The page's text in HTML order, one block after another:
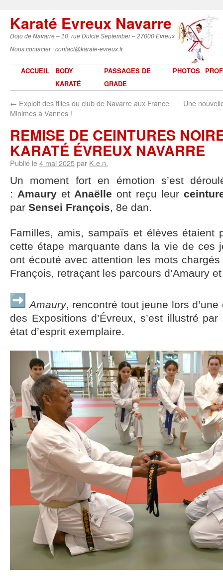
Karaté Evreux Navarre
Dojo de Navarre – 10, rue Dulcie September – 27000 Evreux
Nous contacter : contact@karate-evreux.fr
ACCUEIL
BODY
KARATÉ
PASSAGES DE
GRADE
PHOTOS
← Exploit des filles du club de Navarre aux France
Minimes à Vannes !
Une
REMISE DE CEINTURES
KARATÉ ÉVREUX NAVARRE
Publié le4 mai 2025par K.e.n.
Un moment fort en émotion s’est
: AmauryetAnaëlle ont reçu leur
par Sensei François, 8e dan.
Familles, amis, sampaïs et élèves étaient
cette étape marquante dans la vie de ces
ont écouté avec attention les mots
François, retraçant les parcours d’Amaury et
Amaury, rencontré tout jeune lors
des Expositions d’Évreux, s’est illustré
état d’esprit exemplaire.